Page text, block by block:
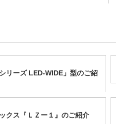
リーズ LED-WIDE」型のご紹
クス『ＬＺー１』のご紹介